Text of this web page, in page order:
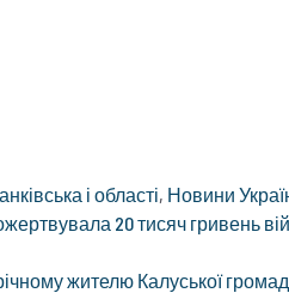
і області, Новини
20 тисяч гривень
жителю Калуської